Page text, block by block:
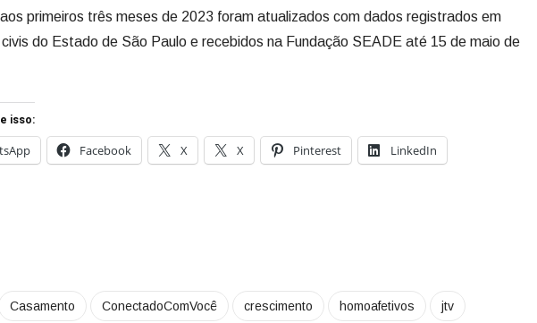
primeiros três meses de 2023 foram atualizados com dados registrados em
do Estado de São Paulo e recebidos na Fundação SEADE até 15 de maio de
isso:
Facebook X X Pinterest LinkedIn
Casamento ConectadoComVocê crescimento homoafetivos jtv